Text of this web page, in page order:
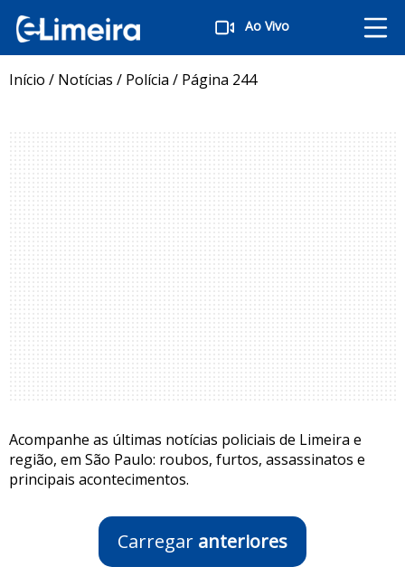
Ao Vivo
Início / Notícias / Polícia / Página 244
Acompanhe as últimas notícias policiais de Limeira e
região, em São Paulo: roubos, furtos, assassinatos e
principais acontecimentos.
Carregar anteriores